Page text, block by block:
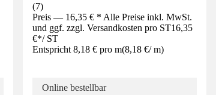
(7)
Preis — 16,35 € * Alle Preise inkl. MwSt.
und ggf. zzgl. Versandkosten pro ST16,35
€*/ ST
Entspricht 8,18 € pro m(8,18 €/ m)
Online bestellbar